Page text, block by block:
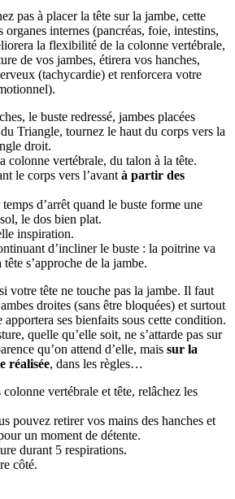
pas à placer la tête sur la jambe, cette
organes internes (pancréas, foie, intestins,
la flexibilité de la colonne vertébrale,
de vos jambes, étirera vos hanches,
(tachycardie) et renforcera votre
le buste redressé, jambes placées
Triangle, tournez le haut du corps vers la
droit.
colonne vertébrale, du talon à la tête.
le corps vers l’avantà partir des
d’arrêt quand le buste forme une
le dos bien plat.
inspiration.
d’incliner le buste : la poitrine va
s’approche de la jambe.
votre tête ne touche pas la jambe. Il faut
droites (sans être bloquées) et surtout
ses bienfaits sous cette condition.
quelle qu’elle soit, ne s’attarde pas sur
qu’on attend d’elle, mais sur la
réalisée, dans les règles…
vertébrale et tête, relâchez les
pouvez retirer vos mains des hanches et
un moment de détente.
durant 5 respirations.
côté.